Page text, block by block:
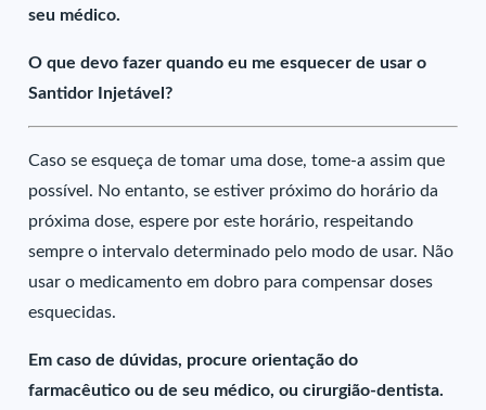
seu médico.
O que devo fazer quando eu me esquecer de usar o
Santidor Injetável?
Caso se esqueça de tomar uma dose, tome-a assim que
possível. No entanto, se estiver próximo do horário da
próxima dose, espere por este horário, respeitando
sempre o intervalo determinado pelo modo de usar. Não
usar o medicamento em dobro para compensar doses
esquecidas.
Em caso de dúvidas, procure orientação do
farmacêutico ou de seu médico, ou cirurgião-dentista.